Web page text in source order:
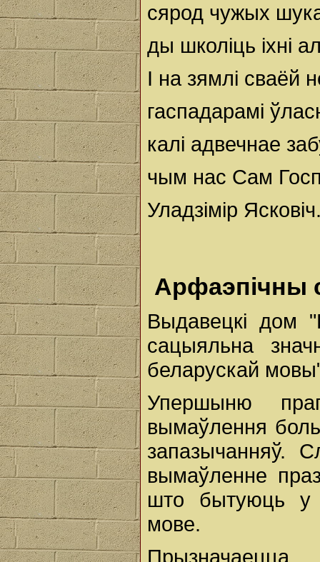
сярод чужых
ды школіць іхні
І на зямлі сваёй
гаспадарамі
калі адвечнае
чым нас Сам
Уладзімір
Арфаэпічны
Выдавецкі дом
сацыяльна
беларускай
Упершыню
вымаўлення
запазычанняў.
вымаўленне
што бытуюць у
мове.